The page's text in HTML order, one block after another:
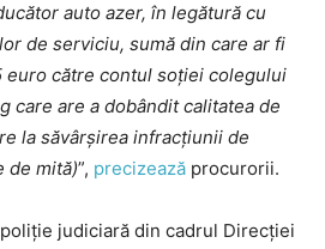
auto azer, în legătură cu
de serviciu, sumă din care ar fi
către contul soției colegului
care are a dobândit calitatea de
la săvârşirea infracţiunii de
de mită)”, precizează procurorii.
judiciară din cadrul Direcției